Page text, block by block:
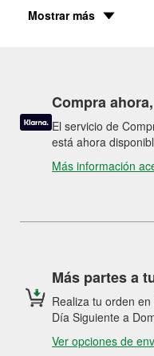
Mostrar más
Compra
El servicio de
está ahora
Más información
Más partes a
Realiza tu orden
Día Siguiente a
Ver opciones de